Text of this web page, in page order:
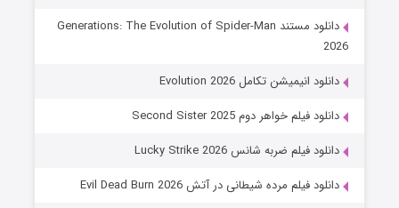
باب اسفنجی فصل ۱۷
دانلود مستند Generations: The Evolution of Spider-Man
2026
دانلود انیمیشن تکامل Evolution 2026
دانلود فیلم خواهر دوم Second Sister 2025
دانلود فیلم ضربه شانس Lucky Strike 2026
دانلود فیلم مرده شیطانی در آتش Evil Dead Burn 2026